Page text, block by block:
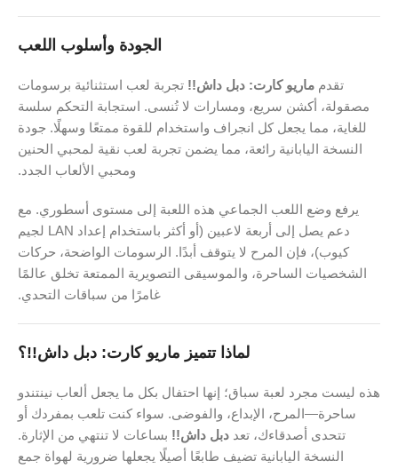
الجودة وأسلوب اللعب
تقدم ماريو كارت: دبل داش!! تجربة لعب استثنائية برسومات
مصقولة، أكشن سريع، ومسارات لا تُنسى. استجابة التحكم سلسة
للغاية، مما يجعل كل انجراف واستخدام للقوة ممتعًا وسهلًا. جودة
النسخة اليابانية رائعة، مما يضمن تجربة لعب نقية لمحبي الحنين
ومحبي الألعاب الجدد.
يرفع وضع اللعب الجماعي هذه اللعبة إلى مستوى أسطوري. مع
دعم يصل إلى أربعة لاعبين (أو أكثر باستخدام إعداد LAN لجيم
كيوب)، فإن المرح لا يتوقف أبدًا. الرسومات الواضحة، حركات
الشخصيات الساحرة، والموسيقى التصويرية الممتعة تخلق عالمًا
غامرًا من سباقات التحدي.
لماذا تتميز ماريو كارت: دبل داش!!؟
هذه ليست مجرد لعبة سباق؛ إنها احتفال بكل ما يجعل ألعاب نينتندو
ساحرة—المرح، الإبداع، والفوضى. سواء كنت تلعب بمفردك أو
تتحدى أصدقاءك، تعد دبل داش!! بساعات لا تنتهي من الإثارة.
النسخة اليابانية تضيف طابعًا أصيلًا يجعلها ضرورية لهواة جمع